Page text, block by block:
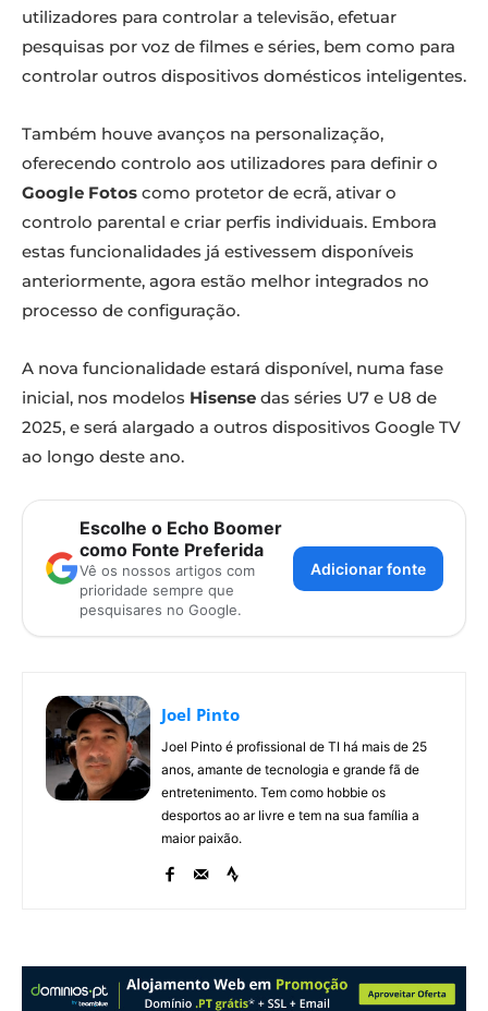
utilizadores para controlar a televisão, efetuar
pesquisas por voz de filmes e séries, bem como para
controlar outros dispositivos domésticos inteligentes.
Também houve avanços na personalização,
oferecendo controlo aos utilizadores para definir o
Google Fotos como protetor de ecrã, ativar o
controlo parental e criar perfis individuais. Embora
estas funcionalidades já estivessem disponíveis
anteriormente, agora estão melhor integrados no
processo de configuração.
A nova funcionalidade estará disponível, numa fase
inicial, nos modelos Hisense das séries U7 e U8 de
2025, e será alargado a outros dispositivos Google TV
ao longo deste ano.
Escolhe o Echo Boomer
como Fonte Preferida
Vê os nossos artigos com
prioridade sempre que
pesquisares no Google.
Adicionar fonte
Joel Pinto
Joel Pinto é profissional de TI há mais de 25
anos, amante de tecnologia e grande fã de
entretenimento. Tem como hobbie os
desportos ao ar livre e tem na sua família a
maior paixão.